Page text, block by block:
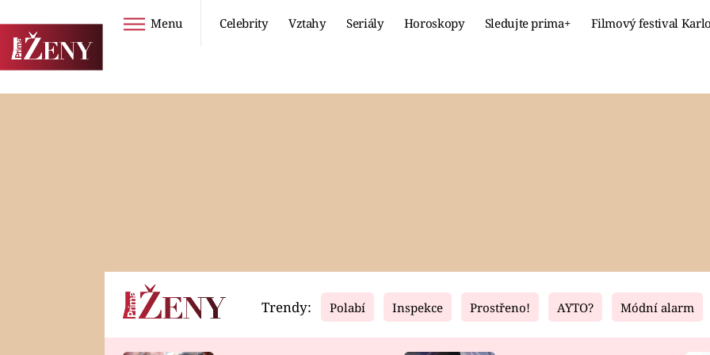
Menu Celebrity Vztahy Seriály Horoskopy Sledujte prima+ Filmový festival
Horoskopy Video Fresh Living
Trendy: Polabí Inspekce Prostřeno! AYTO? Módní alarm